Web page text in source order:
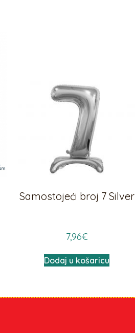
Samostojeći broj 7 Silver
7,96€
Dodaj u košaricu